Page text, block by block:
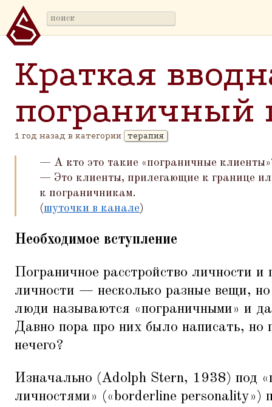
Краткая
пограничный
1 год назад в категории терапия
— А кто это такие «пограничные
— Это клиенты, прилегающие к границе
к пограничникам.
(шуточки в канале)
Необходимое вступление
Пограничное расстройство личности и
личности — несколько разные вещи,
люди называются «пограничными» и
Давно пора про них было написать, но
нечего?
Изначально (Adolph Stern, 1938) под «
личностями» («borderline personality»)